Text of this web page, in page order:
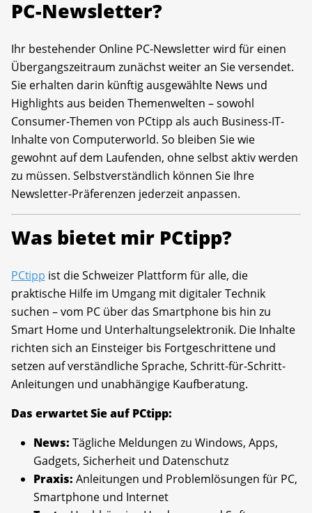
PC-Newsletter?
Ihr bestehender Online PC-Newsletter wird für einen
Übergangszeitraum zunächst weiter an Sie versendet.
Sie erhalten darin künftig ausgewählte News und
Highlights aus beiden Themenwelten – sowohl
Consumer-Themen von PCtipp als auch Business-IT-
Inhalte von Computerworld. So bleiben Sie wie
gewohnt auf dem Laufenden, ohne selbst aktiv werden
zu müssen. Selbstverständlich können Sie Ihre
Newsletter-Präferenzen jederzeit anpassen.
Was bietet mir PCtipp?
PCtipp ist die Schweizer Plattform für alle, die
praktische Hilfe im Umgang mit digitaler Technik
suchen – vom PC über das Smartphone bis hin zu
Smart Home und Unterhaltungselektronik. Die Inhalte
richten sich an Einsteiger bis Fortgeschrittene und
setzen auf verständliche Sprache, Schritt-für-Schritt-
Anleitungen und unabhängige Kaufberatung.
Das erwartet Sie auf PCtipp:
News: Tägliche Meldungen zu Windows, Apps,
Gadgets, Sicherheit und Datenschutz
Praxis: Anleitungen und Problemlösungen für PC,
Smartphone und Internet